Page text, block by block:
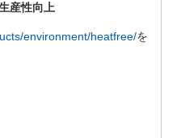
産性向上
environment/heatfree/を